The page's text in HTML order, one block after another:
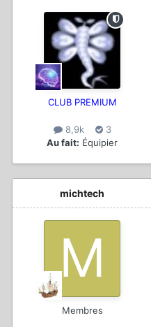
CLUB PREMIUM
8,9k
3
Au fait: Équipier
michtech
Membres